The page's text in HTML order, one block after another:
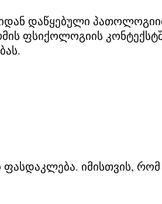
დაწყებული
ფსიქოლოგიის
ფასდაკლება. იმისთვის,